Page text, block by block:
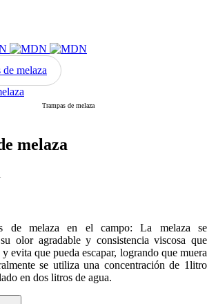
de melaza
Trampas de melaza
melaza
de melaza en el campo: La melaza se
olor agradable y consistencia viscosa que
evita que pueda escapar, logrando que muera
se utiliza una concentración de 1litro
en dos litros de agua.